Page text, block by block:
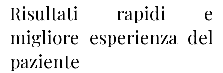
Risultati rapidi e
migliore esperienza del
paziente